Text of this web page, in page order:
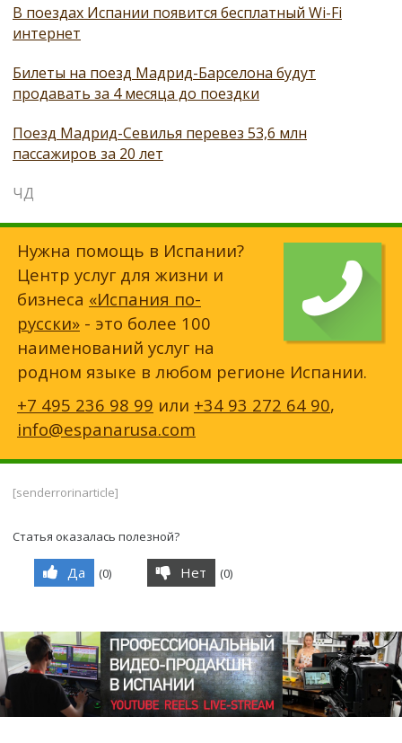
В поездах Испании появится бесплатный Wi-Fi
интернет
Билеты на поезд Мадрид-Барселона будут
продавать за 4 месяца до поездки
Поезд Мадрид-Севилья перевез 53,6 млн
пассажиров за 20 лет
ЧД
Нужна помощь в Испании?
Центр услуг для жизни и
бизнеса «Испания по-
русски» - это более 100
наименований услуг на
родном языке в любом регионе Испании.
+7 495 236 98 99 или +34 93 272 64 90,
info@espanarusa.com
[senderrorinarticle]
Статья оказалась полезной?
Да (0) Нет (0)